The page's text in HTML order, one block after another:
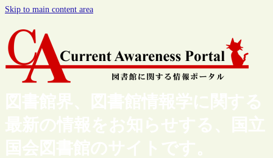
Skip to main content area
図書館界、図書館情報学に関する
最新の情報をお知らせする、国立
国会図書館のサイトです。